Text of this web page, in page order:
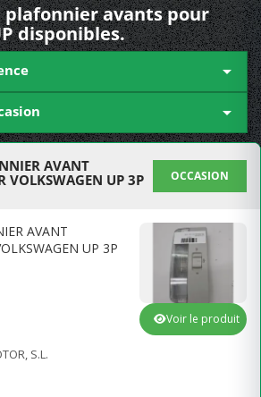
plafonnier avants pour
disponibles.


AVANT
VOLKSWAGEN UP 3P
OCCASION
AVANT
UP 3P
S.L.
Voir le produit